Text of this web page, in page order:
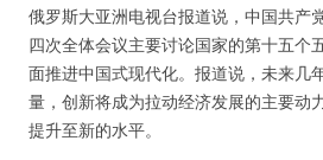
俄罗斯大亚洲电视台报道说，中国共产
四次全体会议主要讨论国家的第十五个
面推进中国式现代化。报道说，未来几
量，创新将成为拉动经济发展的主要动
提升至新的水平。